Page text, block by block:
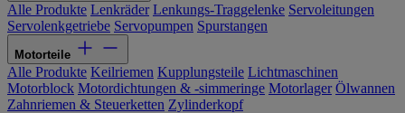
Alle Produkte Lenkräder Lenkungs-Traggelenke Servoleitungen
Servolenkgetriebe Servopumpen Spurstangen
Motorteile
Alle Produkte Keilriemen Kupplungsteile Lichtmaschinen
Motorblock Motordichtungen & -simmeringe Motorlager Ölwannen
Zahnriemen & Steuerketten Zylinderkopf